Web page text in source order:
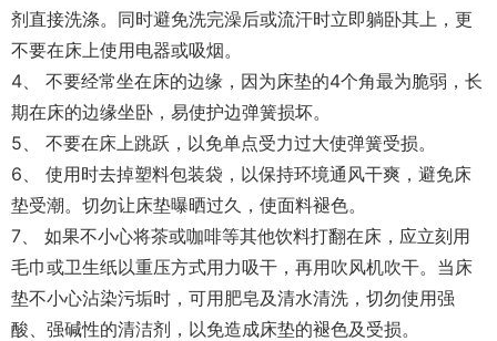
剂直接洗涤。同时避免洗完澡后或流汗时立即躺卧其上，更
不要在床上使用电器或吸烟。
4、 不要经常坐在床的边缘，因为床垫的4个角最为脆弱，长
期在床的边缘坐卧，易使护边弹簧损坏。
5、 不要在床上跳跃，以免单点受力过大使弹簧受损。
6、 使用时去掉塑料包装袋，以保持环境通风干爽，避免床
垫受潮。切勿让床垫曝晒过久，使面料褪色。
7、 如果不小心将茶或咖啡等其他饮料打翻在床，应立刻用
毛巾或卫生纸以重压方式用力吸干，再用吹风机吹干。当床
垫不小心沾染污垢时，可用肥皂及清水清洗，切勿使用强
酸、强碱性的清洁剂，以免造成床垫的褪色及受损。